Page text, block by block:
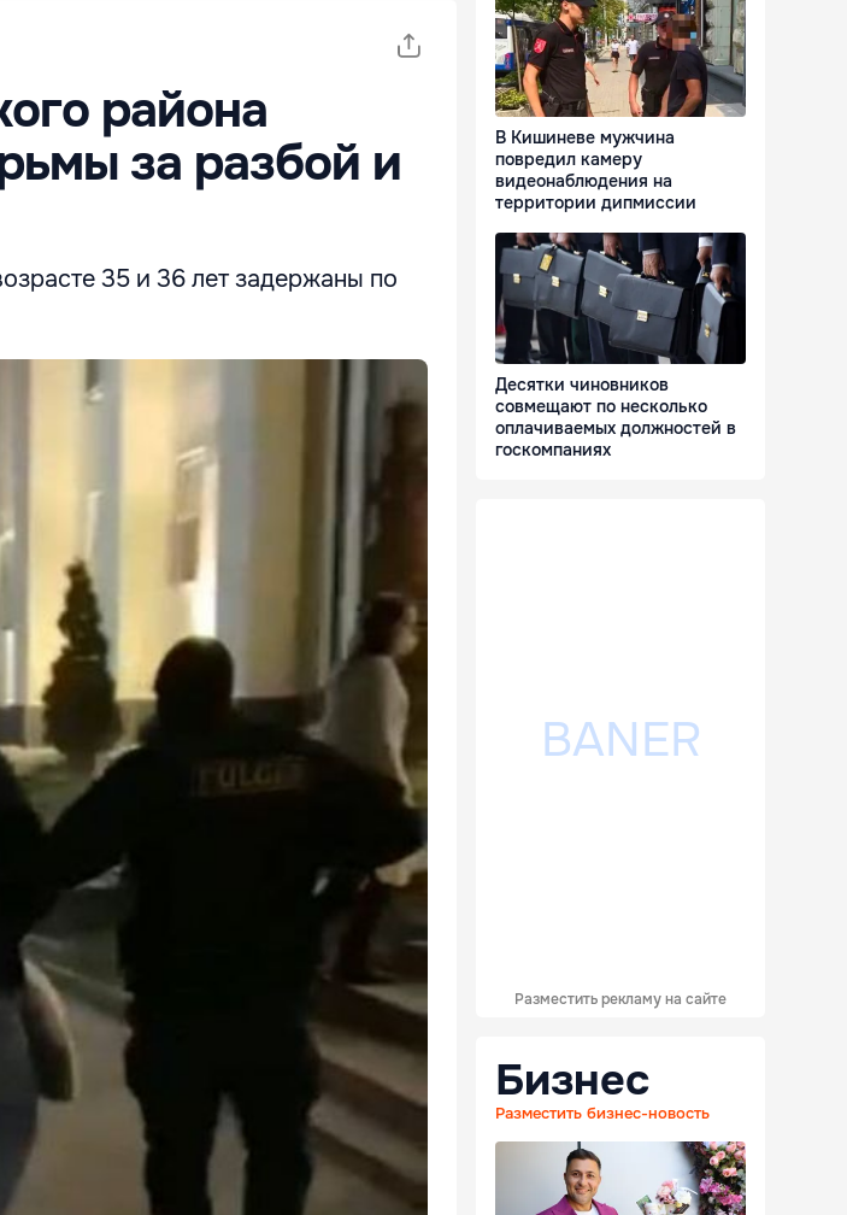
района
за разбой и
35 и 36 лет задержаны по
В Кишиневе мужчина
повредил камеру
видеонаблюдения на
территории дипмиссии
Десятки чиновников
совмещают по несколько
оплачиваемых должностей в
госкомпаниях
Разместить рекламу на сайте
Бизнес
Разместить бизнес-новость